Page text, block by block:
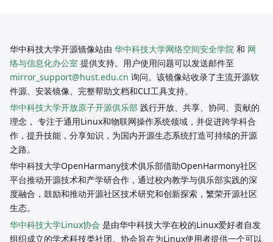
华中科技大学开源镜像站由 华中科技大学网络空间安全学院 和 网
络与信息化办公室 提供支持。用户使用问题可以发送邮件至
mirror_support@hust.edu.cn 询问。该镜像站收录了主流开源软
件源、安装镜像、完整帮助文档和CLI工具支持。
华中科技大学开放原子开源俱乐部 践行开放、共享、协同、贡献的
理念， 专注于通用Linux和物联网操作系统领域，并促进跨学科合
作，提升技能，分享知识，为国内开源生态系统打造可持续的开源
之路。
华中科技大学OpenHarmany技术俱乐部借助OpenHarmony社区
平台推动开源技术和产学研合作，通过校内教学与俱乐部实践的深
度融合，鼓励和推动开源社区技术研究和创新探索，繁荣开源社区
生态。
华中科技大学Linux协会 是由华中科技大学在校的Linux爱好者自发
组织成立的学术科技类社团。协会旨在为Linux使用者提供一个可以